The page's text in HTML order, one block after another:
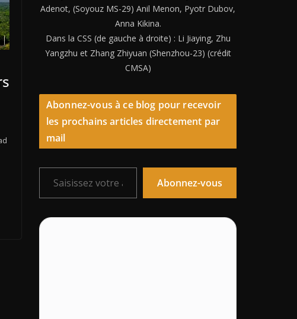
Adenot, (Soyouz MS-29) Anil Menon, Pyotr Dubov,
Anna Kikina.
Dans la CSS (de gauche à droite) : Li Jiaying, Zhu
Yangzhu et Zhang Zhiyuan (Shenzhou-23) (crédit
CMSA)
Abonnez-vous à ce blog pour recevoir
les prochains articles directement par
mail
Saisissez votre adresse e-mail…
Abonnez-vous